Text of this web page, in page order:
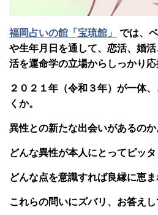
福岡占いの館「宝琉館」
では、
や生年月日を通して、恋活、婚
活を運命学の立場からしっかり応
２０２１年（令和３年）が一体
くか。
異性との新たな出会いがあるのか
どんな異性が本人にとってピッタ
どんな点を意識すれば良縁に恵ま
これらの問いにズバリ、お答えし